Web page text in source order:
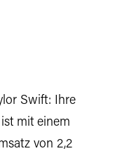
Swift: Ihre
ist mit einem
von 2,2